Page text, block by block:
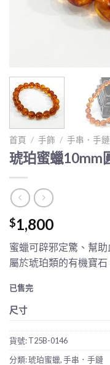
首頁 / 手飾 / 手串．手鏈
琥珀蜜蠟10mm
$1,800
蜜蠟可辟邪定驚、幫
屬於琥珀類的有機寶
已售完
尺寸
貨號:T25B-0146
分類:琥珀蜜蠟,手串．手鏈